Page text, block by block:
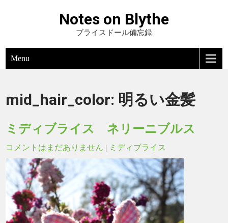
Notes on Blythe
ブライスドール備忘録
Menu
mid_hair_color: 明るい金髪
ミディブライス ネリーニブルス
コメントはまだありません | ミディブライス